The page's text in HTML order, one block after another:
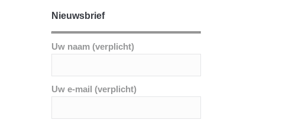
Nieuwsbrief
Uw naam (verplicht)
Uw e-mail (verplicht)